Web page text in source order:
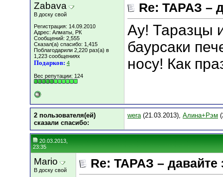
Zabava
В доску свой
Регистрация: 14.09.2010
Адрес: Алматы, РК
Сообщений: 2,555
Сказал(а) спасибо: 1,415
Поблагодарили 2,220 раз(а) в
1,223 сообщениях
Подарков: 4
Вес репутации: 124
Re: ТАРАЗ –
Ау! Таразцы
баурсаки
носу! Как
2 пользователя(ей)
сказали cпасибо:
wera(21.03.2013), Алина+Рэм
20.03.2013,
23:35
Mario
В доску свой Re: ТАРАЗ – давайте